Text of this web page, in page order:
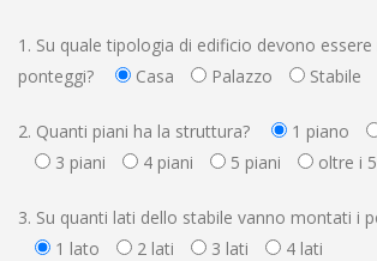
1. Su quale tipologia di edificio devono
ponteggi?
Casa Palazzo Stabile
2. Quanti piani ha la struttura? 1 piano
3 piani
4 piani 5 piani oltre i
3. Su quanti lati dello stabile vanno montati i
1 lato
2 lati 3 lati 4 lati